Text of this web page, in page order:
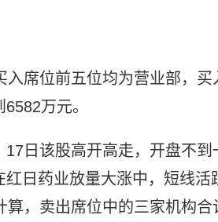
席位前五位均为营业部，
万元。
日该股高开高走，开盘不
日药业放量大涨中，短线活
，卖出席位中的三家机构